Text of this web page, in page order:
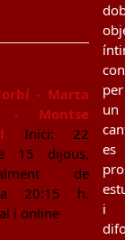
- Marta
- Montse
Inici: 22
15 dijous,
de
20:15 h.
i online
per
un
es
i